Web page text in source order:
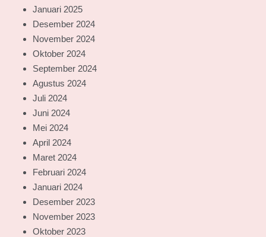
Januari 2025
Desember 2024
November 2024
Oktober 2024
September 2024
Agustus 2024
Juli 2024
Juni 2024
Mei 2024
April 2024
Maret 2024
Februari 2024
Januari 2024
Desember 2023
November 2023
Oktober 2023